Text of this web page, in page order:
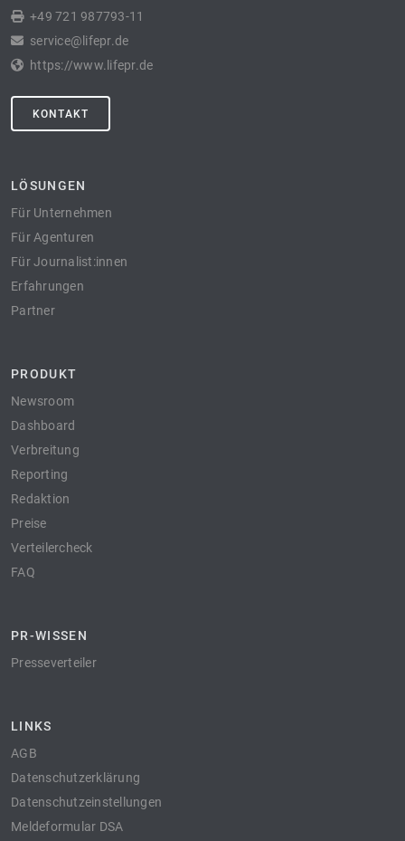
+49 721 987793-11
service@lifepr.de
https://www.lifepr.de
KONTAKT
LÖSUNGEN
Für Unternehmen
Für Agenturen
Für Journalist:innen
Erfahrungen
Partner
PRODUKT
Newsroom
Dashboard
Verbreitung
Reporting
Redaktion
Preise
Verteilercheck
FAQ
PR-WISSEN
Presseverteiler
LINKS
AGB
Datenschutzerklärung
Datenschutzeinstellungen
Meldeformular DSA